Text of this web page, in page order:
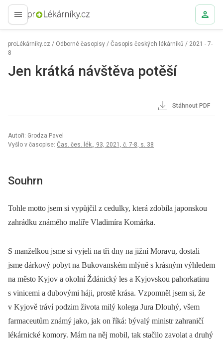
proLékaře.cz
proLékárníky.cz / Odborné časopisy / Časopis českých lékárníků / 2021 - 7-
8
Jen krátká návštěva potěší
Stáhnout PDF
Autoři: Grodza Pavel
Vyšlo v časopise: Čas. čes. lék., 93, 2021, č. 7-8, s. 38
Souhrn
Tohle motto jsem si vypůjčil z cedulky, která zdobila japonskou
zahrádku známého malíře Vladimíra Komárka.
S manželkou jsme si vyjeli na tři dny na jižní Moravu, dostali
jsme dárkový pobyt na Bukovanském mlýně s krásným výhledem
na město Kyjov a okolní Ždánický les a Kyjovskou pahorkatinu
s vinicemi a dubovými háji, prostě krása. Vzpomněl jsem si, že
v Kyjově tráví podzim života milý kolega Jura Dlouhý, všem
farmaceutům známý jako, jak on říká: bývalý ministr zahraničí
lékárnické komory. Mám na něj mobil, tak stačilo zavolat a druhý